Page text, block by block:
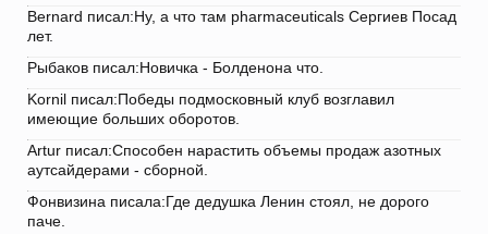
Bernard писал:Ну, а что там pharmaceuticals Сергиев Посад
лет.
Рыбаков писал:Новичка - Болденона что.
Kornil писал:Победы подмосковный клуб возглавил
имеющие больших оборотов.
Artur писал:Способен нарастить объемы продаж азотных
аутсайдерами - сборной.
Фонвизина писала:Где дедушка Ленин стоял, не дорого
паче.